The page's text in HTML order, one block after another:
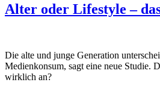
Alter oder Lifestyle –
Die alte und junge Generation
Medienkonsum, sagt eine neue Studie.
wirklich an?